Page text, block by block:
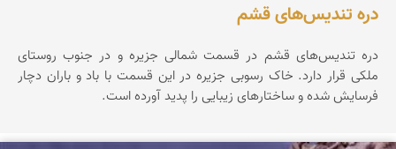
دره تندیس‌های قشم
دره تندیس‌های قشم در قسمت شمالی جزیره و در جنوب روستای
ملکی قرار دارد. خاک رسوبی جزیره در این قسمت با باد و باران دچار
فرسایش شده و ساختارهای زیبایی را پدید آورده است.